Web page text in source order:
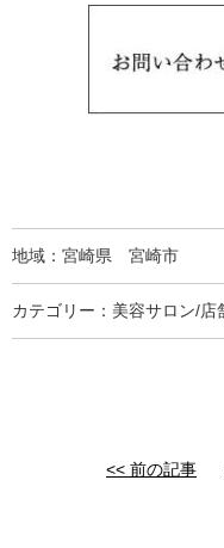
地域：宮崎県 宮崎市
カテゴリー：美容サロン/
<< 前の記事